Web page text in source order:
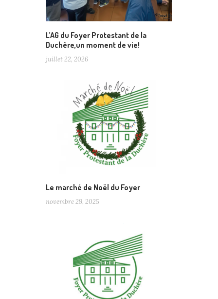
L’AG du Foyer Protestant de la
Duchère,un moment de vie!
juillet 22, 2026
Le marché de Noël du Foyer
novembre 29, 2025